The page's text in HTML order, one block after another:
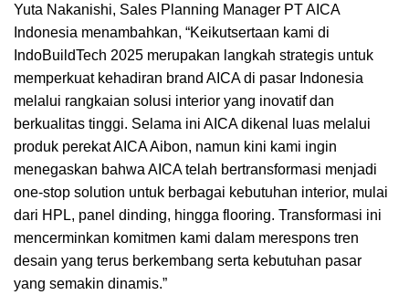
Yuta Nakanishi, Sales Planning Manager PT AICA
Indonesia menambahkan, “Keikutsertaan kami di
IndoBuildTech 2025 merupakan langkah strategis untuk
memperkuat kehadiran brand AICA di pasar Indonesia
melalui rangkaian solusi interior yang inovatif dan
berkualitas tinggi. Selama ini AICA dikenal luas melalui
produk perekat AICA Aibon, namun kini kami ingin
menegaskan bahwa AICA telah bertransformasi menjadi
one-stop solution untuk berbagai kebutuhan interior, mulai
dari HPL, panel dinding, hingga flooring. Transformasi ini
mencerminkan komitmen kami dalam merespons tren
desain yang terus berkembang serta kebutuhan pasar
yang semakin dinamis.”